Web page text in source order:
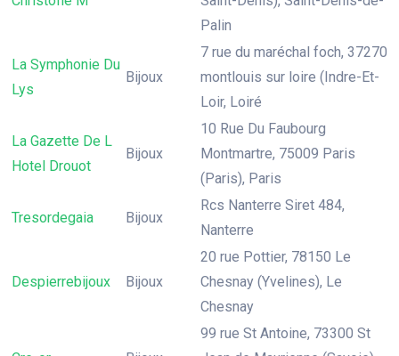
Palin
La Symphonie Du
Lys
Bijoux
7 rue du maréchal foch, 37270
montlouis sur loire (Indre-Et-
Loir, Loiré
La Gazette De L
Hotel Drouot
Bijoux
10 Rue Du Faubourg
Montmartre, 75009 Paris
(Paris), Paris
Tresordegaia Bijoux
Rcs Nanterre Siret 484,
Nanterre
Despierrebijoux Bijoux
20 rue Pottier, 78150 Le
Chesnay (Yvelines), Le
Chesnay
99 rue St Antoine, 73300 St